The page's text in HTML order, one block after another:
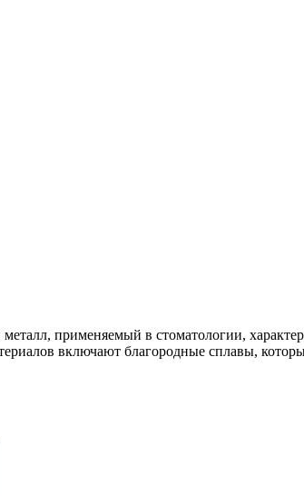
применяемый в стоматологии,
включают благородные сплавы,